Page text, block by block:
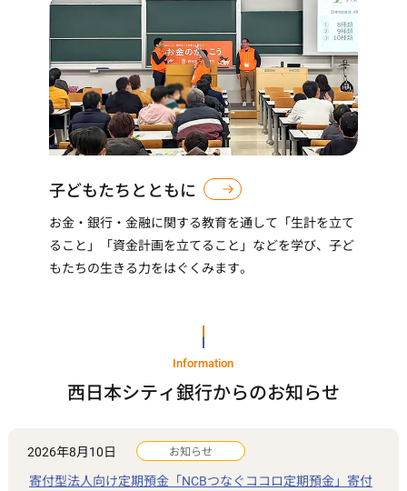
子どもたちとともに
お金・銀行・金融に関する教育を通して「生計を立て
ること」「資金計画を立てること」などを学び、子ど
もたちの生きる力をはぐくみます。
Information
西日本シティ銀行からのお知らせ
2026年8月10日 お知らせ
寄付型法人向け定期預金「NCBつなぐココロ定期預金」寄付